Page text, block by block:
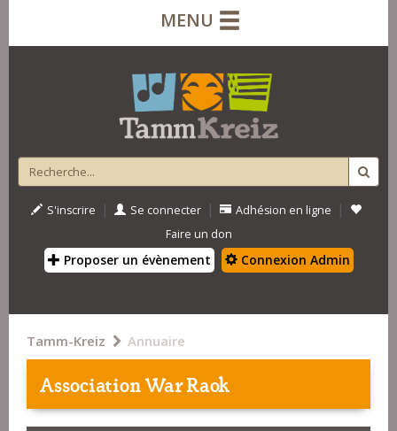
MENU
S'inscrire | Se connecter | Adhésion en ligne |
Faire un don
Proposer un évènement Connexion Admin
Tamm-Kreiz Annuaire
Association War Raok